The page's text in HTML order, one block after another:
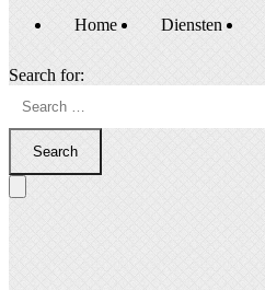
Home Diensten
Search for:
Search